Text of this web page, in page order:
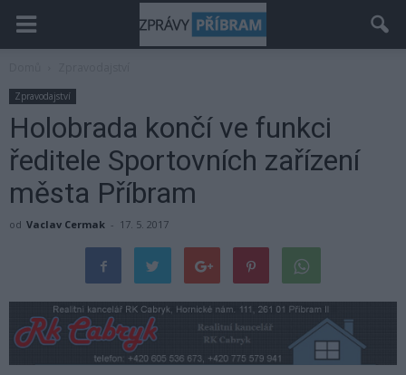
Zpravodajství
Holobrada končí ve funkci
ředitele Sportovních zařízení
města Příbram
od Vaclav Cermak - 17. 5. 2017